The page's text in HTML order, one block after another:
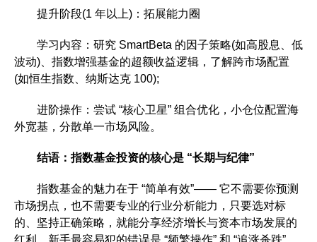
提升阶段(1 年以上)：拓展能力圈
学习内容：研究 SmartBeta 的因子策略(如高股息、低
波动)、指数增强基金的超额收益逻辑，了解跨市场配置
(如恒生指数、纳斯达克 100);
进阶操作：尝试 “核心卫星” 组合优化，小仓位配置海
外宽基，分散单一市场风险。
结语：指数基金投资的核心是 “长期与纪律”
指数基金的魅力在于 “简单有效”—— 它不需要你预测
市场拐点，也不需要专业的行业分析能力，只要选对标
的、坚持正确策略，就能分享经济增长与资本市场发展的
红利。新手最容易犯的错误是 “频繁操作” 和 “追涨杀跌”，